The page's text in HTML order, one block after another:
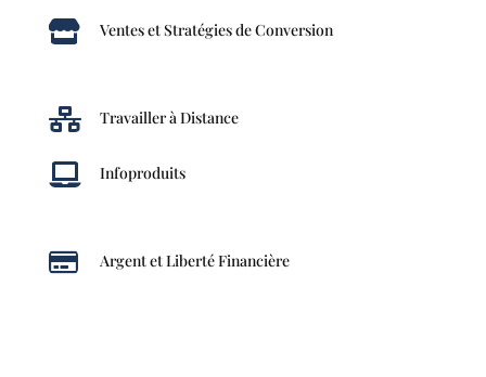
 Ventes et Stratégies de Conversion
 Travailler à Distance
 Infoproduits
 Argent et Liberté Financière